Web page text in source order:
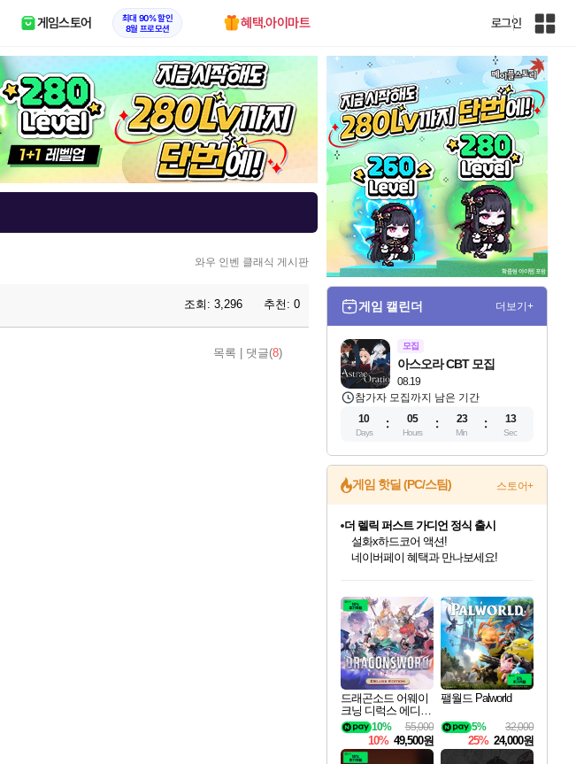
게임스토어
최대 90% 할인
8월 프로모션
혜택.아이마트 로그인
인
전
체
사
이
와우 인벤 클래식 게시판
조회: 3,296 추천: 0
목록 댓글(8)
게임 캘린더 더보기+
모집
08.19
아스오라 CBT 모집
참가자 모집까지 남은 기간
10
Days
05
Hours
23
Min
12
Sec
게임 핫딜 (PC/스팀) 스토어+
최대 90% 할인가를 만나보세요!
네이버혜택과 함께 만나보세요!
50%할인&추가 적립까지!
네이버 포인트 혜택까지!
이니&베니 혜택까지!
네이버 혜택가와 함께 예약하세요!
할인&네이버혜택으로 만나보세요!
더 렐릭 퍼스트 가디언 정식 출시
설화x하드코어 액션!
네이버페이 혜택과 만나보세요!
40주년 프로모션으로 만나보세요!
할인가에 만나보세요!
일부 에디션 상시 할인!
혜택으로 예약 판매 중
편안하게 충전하세요
드래곤소드 어웨이
크닝 디럭스 에디션
DragonSword Awake
ning Deluxe Edition
55,000
10%
10% 49,500원
팰월드 Palworld
32,000
5%
25% 24,000원